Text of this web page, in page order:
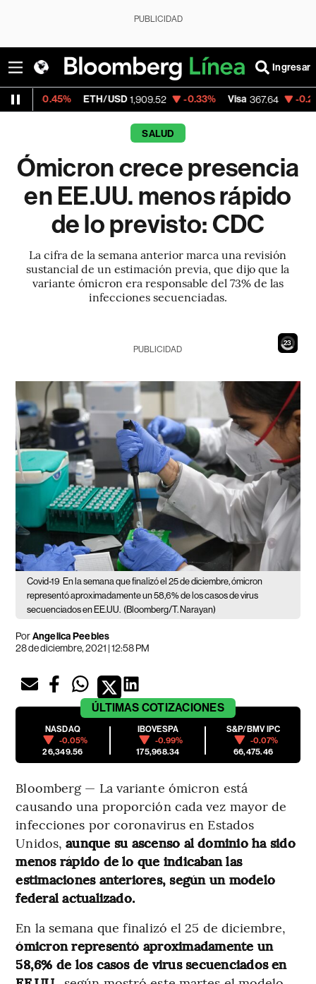
PUBLICIDAD
Ingresar
ETH/USD 1,909.52 -0.33% Visa 367.64 -0.24%
SALUD
Ómicron crece presencia
en EE.UU. menos rápido
de lo previsto: CDC
La cifra de la semana anterior marca una revisión
sustancial de un estimación previa, que dijo que la
variante ómicron era responsable del 73% de las
infecciones secuenciadas.
21
PUBLICIDAD
Covid-19 En la semana que finalizó el 25 de diciembre, ómicron
representó aproximadamente un 58,6% de los casos de virus
secuenciados en EE.UU. (Bloomberg/T. Narayan)
PorAngelica Peebles
28 de diciembre, 2021 | 12:58 PM
ÚLTIMAS COTIZACIONES
NASDAQ
-0.05%
26,349.56
IBOVESPA
-0.99%
175,968.34
S&P/BMV IPC
-0.07%
66,475.46
Bloomberg — La variante ómicron está
causando una proporción cada vez mayor de
infecciones por coronavirus en Estados
Unidos,aunque su ascenso al dominio ha sido
menos rápido de lo que indicaban las
estimaciones anteriores, según un modelo
federal actualizado.
En la semana que finalizó el 25 de diciembre,
ómicron representó aproximadamente un
58,6% de los casos de virus secuenciados en